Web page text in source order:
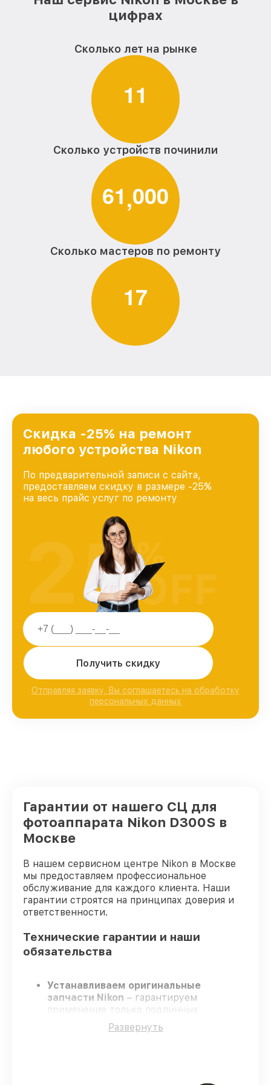
цифрах
Сколько лет на рынке
11
Сколько устройств починили
61,000
Сколько мастеров по ремонту
17
Скидка -25% на ремонт
любого устройства Nikon
По предварительной записи с сайта,
предоставляем скидку в размере -25%
на весь прайс услуг по ремонту
Получить скидку
Отправляя заявку, Вы соглашаетесь на обработку
персональных данных
25%
OFF
Гарантии от нашего СЦ для
фотоаппарата Nikon D300S в
Москве
В нашем сервисном центре Nikon в Москве
мы предоставляем профессиональное
обслуживание для каждого клиента. Наши
гарантии строятся на принципах доверия и
ответственности.
Технические гарантии и наши
обязательства
Устанавливаем оригинальные
запчасти Nikon – гарантируем
применение только подлинных
комплектующих.
Опытные инженеры– проходят строгий
ремонт фотоаппарата Nikon D300S без
Развернуть